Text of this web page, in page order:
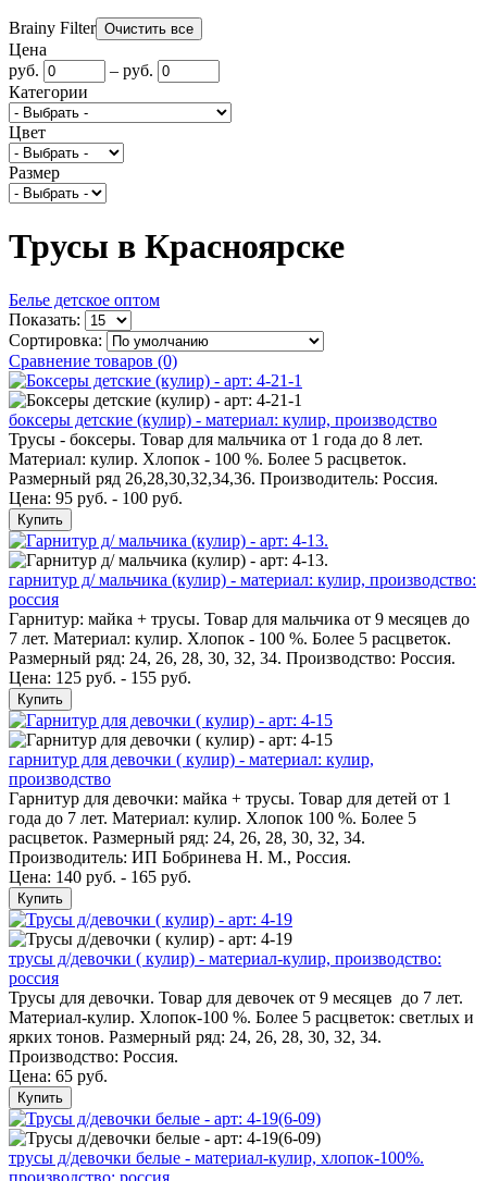
Brainy Filter
Цена
руб.
– руб.
Категории
Цвет
Размер
Трусы в Красноярске
Белье детское оптом
Показать:
Сортировка:
Сравнение товаров (0)
боксеры детские (кулир) - материал: кулир, производство
Трусы - боксеры. Товар для мальчика от 1 года до 8 лет.
Материал: кулир. Хлопок - 100 %. Более 5 расцветок.
Размерный ряд 26,28,30,32,34,36. Производитель: Россия.
Цена: 95 руб. - 100 руб.
Купить
гарнитур д/ мальчика (кулир) - материал: кулир, производство:
россия
Гарнитур: майка + трусы. Товар для мальчика от 9 месяцев до
7 лет. Материал: кулир. Хлопок - 100 %. Более 5 расцветок.
Размерный ряд: 24, 26, 28, 30, 32, 34. Производство: Россия.
Цена: 125 руб. - 155 руб.
Купить
гарнитур для девочки ( кулир) - материал: кулир,
производство
Гарнитур для девочки: майка + трусы. Товар для детей от 1
года до 7 лет. Материал: кулир. Хлопок 100 %. Более 5
расцветок. Размерный ряд: 24, 26, 28, 30, 32, 34.
Производитель: ИП Бобринева Н. М., Россия.
Цена: 140 руб. - 165 руб.
Купить
трусы д/девочки ( кулир) - материал-кулир, производство:
россия
Трусы для девочки. Товар для девочек от 9 месяцев до 7 лет.
Материал-кулир. Хлопок-100 %. Более 5 расцветок: светлых и
ярких тонов. Размерный ряд: 24, 26, 28, 30, 32, 34.
Производство: Россия.
Цена: 65 руб.
Купить
трусы д/девочки белые - материал-кулир, хлопок-100%.
производство: россия